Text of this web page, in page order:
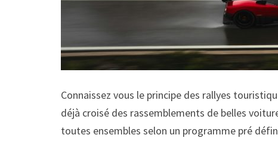
Connaissez vous le principe des rallyes
déjà croisé des rassemblements de belles
toutes ensembles selon un programme pré